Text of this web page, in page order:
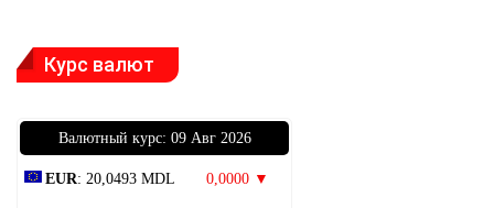
Курс валют
Bалютный курс: 09 Авг 2026
EUR: 20,0493 MDL 0,0000 ▼